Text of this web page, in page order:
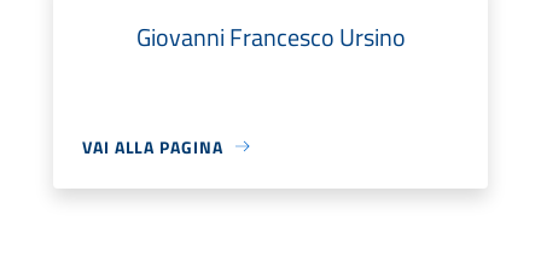
Giovanni Francesco Ursino
VAI ALLA PAGINA